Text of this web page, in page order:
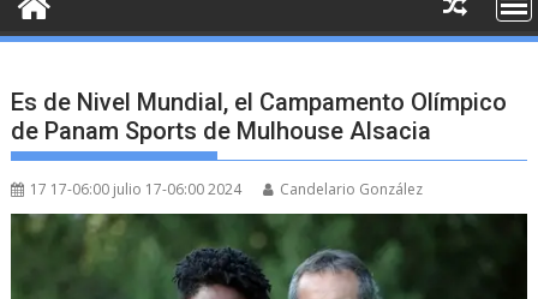
Es de Nivel Mundial, el Campamento Olímpico
de Panam Sports de Mulhouse Alsacia
17 17-06:00 julio 17-06:00 2024 Candelario González